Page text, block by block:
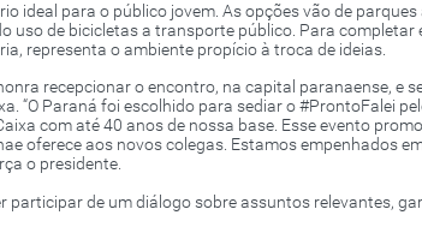
ideal para o público jovem. As opções vão de parques
uso de bicicletas a transporte público. Para completar
representa o ambiente propício à troca de ideias.
recepcionar o encontro, na capital paranaense, e
“O Paraná foi escolhido para sediar o #ProntoFalei
com até 40 anos de nossa base. Esse evento
oferece aos novos colegas. Estamos empenhados
o presidente.
participar de um diálogo sobre assuntos relevantes,